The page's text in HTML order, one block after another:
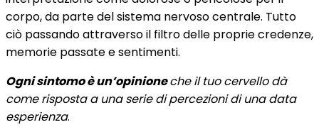
corpo, da parte del sistema nervoso centrale. Tutto
ciò passando attraverso il filtro delle proprie credenze,
memorie passate e sentimenti.
Ogni sintomo è un’opinioneche il tuo cervello dà
come risposta a una serie di percezioni di una data
esperienza.